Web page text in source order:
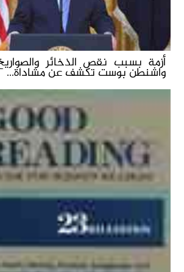
أزمة بسبب نقص الذخائر والصواريخ
واشنطن بوست تكشف عن مشاداة...